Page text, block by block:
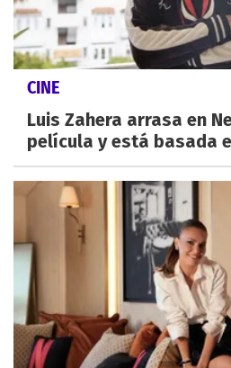
CINE
Luis Zahera arrasa en
película y está basada